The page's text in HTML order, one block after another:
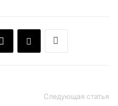
Следующая статья